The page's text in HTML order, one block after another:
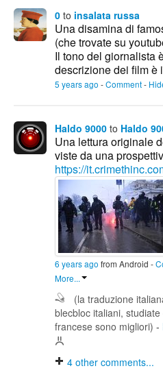
0 to insalata russa
Una disamina di
(che trovate su
Il tono del giornalista
descrizione dei film è
5 years ago -Comment-
Haldo 9000 to Haldo
Una lettura originale
viste da una
https://
6 years ago from Android -
More...
(la traduzione
blecbloc italiani,
francese sono migliori) -
4 other comments...